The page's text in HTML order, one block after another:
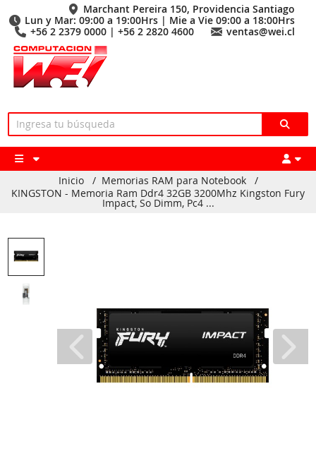
Marchant Pereira 150, Providencia Santiago
Lun y Mar: 09:00 a 19:00Hrs | Mie a Vie 09:00 a 18:00Hrs
+56 2 2379 0000 | +56 2 2820 4600
ventas@wei.cl
Inicio / Memorias RAM para Notebook
/
KINGSTON - Memoria Ram Ddr4 32GB 3200Mhz Kingston Fury
Impact, So Dimm, Pc4 ...